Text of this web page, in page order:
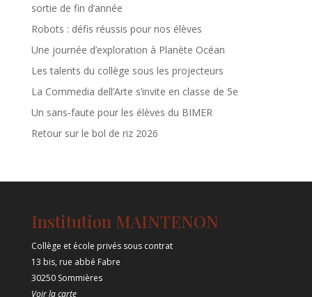
sortie de fin d’année
Robots : défis réussis pour nos élèves
Une journée d’exploration à Planète Océan
Les talents du collège sous les projecteurs
La Commedia dell’Arte s’invite en classe de 5e
Un sans‑faute pour les élèves du BIMER
Retour sur le bol de riz 2026
Institution MAINTENON
Collège et école privés sous contrat
13 bis, rue abbé Fabre
30250 Sommières
Voir la carte